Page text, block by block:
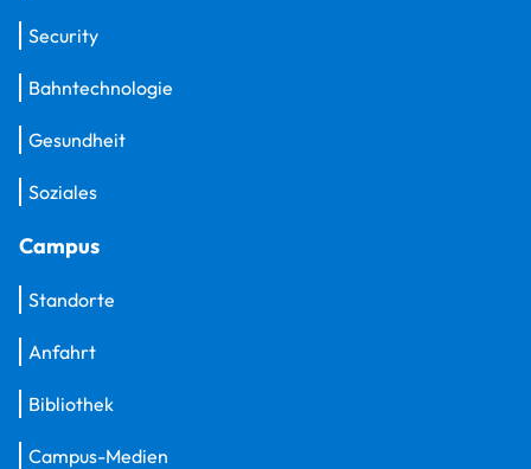
Security
Bahntechnologie
Gesundheit
Soziales
Campus
Standorte
Anfahrt
Bibliothek
Campus-Medien